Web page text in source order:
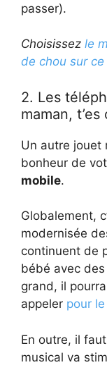
passer).
Choisissez le
de chou sur ce
2. Les
maman, t’es
Un autre jouet
bonheur de
mobile.
Globalement,
modernisée
continuent de
bébé avec des
grand, il
appeler pour
En outre, il
musical va